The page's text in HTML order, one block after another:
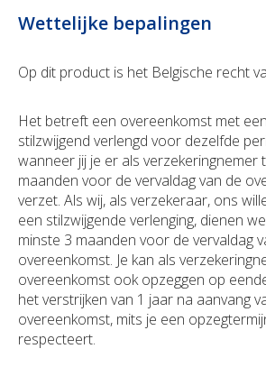
Wettelijke bepalingen
Op dit product is het Belgische recht
Het betreft een overeenkomst met
stilzwijgend verlengd voor dezelfde
wanneer jij je er als verzekeringnemer
maanden voor de vervaldag van de
verzet. Als wij, als verzekeraar, ons
een stilzwijgende verlenging, dienen
minste 3 maanden voor de vervaldag
overeenkomst. Je kan als
overeenkomst ook opzeggen op
het verstrijken van 1 jaar na aanvang
overeenkomst, mits je een
respecteert.